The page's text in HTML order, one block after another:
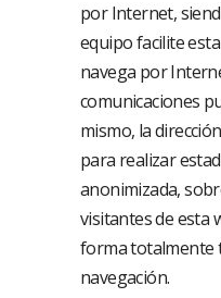
por Internet,
equipo facilite
navega por
comunicaciones
mismo, la
para realizar
anonimizada,
visitantes de esta
forma totalmente
navegación.